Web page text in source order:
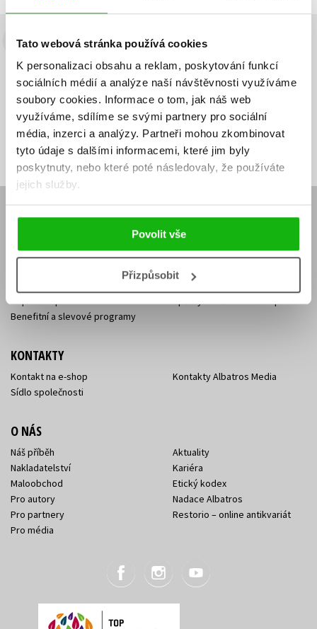
Tato webová stránka používá cookies
K personalizaci obsahu a reklam, poskytování funkcí
sociálních médií a analýze naší návštěvnosti využíváme
soubory cookies. Informace o tom, jak náš web
využíváme, sdílíme se svými partnery pro sociální
média, inzerci a analýzy. Partneři mohou zkombinovat
tyto údaje s dalšími informacemi, které jim byly
poskytnuty, nebo které poté následovaly, že používáte
jejich služby.
Povolit vše
Přizpůsobit
Budete to vědět jako první!
Zajímá Vás, jaký knižní hit právě vychází, na jaké zboží je výhodná
sleva, jaká běží soutěž o ceny? Přihlášením k odběru našich e-
mailových novineksouhlasíte se zpracováním osobních údajů
Vaše e-
mailová
adresa
Vaše e-
mailová
adresa
Vaše e-mailová adresa Přihlásit se
E-SHOP
Naši autoři
Doprava a platba
Benefitní a slevové programy
Knižní novinky
Dárkové poukazy
Affiliate program
Ochrana soukromí
Zpětný odběr elektroodpadu
KONTAKTY
Kontakt na e-shop
Sídlo společnosti
Kontakty Albatros Media
O NÁS
Náš příběh
Nakladatelství
Maloobchod
Pro autory
Pro partnery
Pro média
Aktuality
Kariéra
Etický kodex
Nadace Albatros
Restorio – online antikvariát